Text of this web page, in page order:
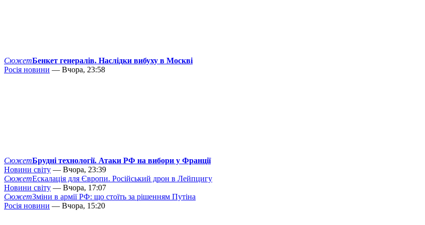
СюжетБенкет генералів. Наслідки вибуху в Москві
Росія новини — Вчора, 23:58
СюжетБрудні технології. Атаки РФ на вибори у Франції
Новини світу — Вчора, 23:39
СюжетЕскалація для Європи. Російський дрон в Лейпцигу
Новини світу — Вчора, 17:07
СюжетЗміни в армії РФ: що стоїть за рішенням Путіна
Росія новини — Вчора, 15:20